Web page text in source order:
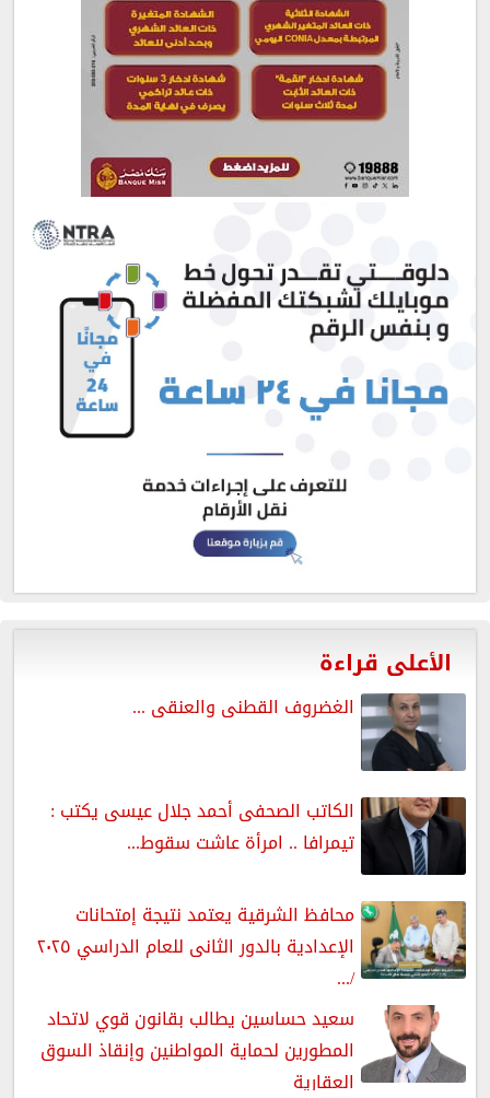
الأعلى قراءة
الغضروف القطنى والعنقى ...
الكاتب الصحفى أحمد جلال عيسى يكتب :
تيمرافا .. امرأة عاشت سقوط...
محافظ الشرقية يعتمد نتيجة إمتحانات
الإعدادية بالدور الثانى للعام الدراسي ٢٠٢٥
/...
سعيد حساسين يطالب بقانون قوي لاتحاد
المطورين لحماية المواطنين وإنقاذ السوق
العقارية